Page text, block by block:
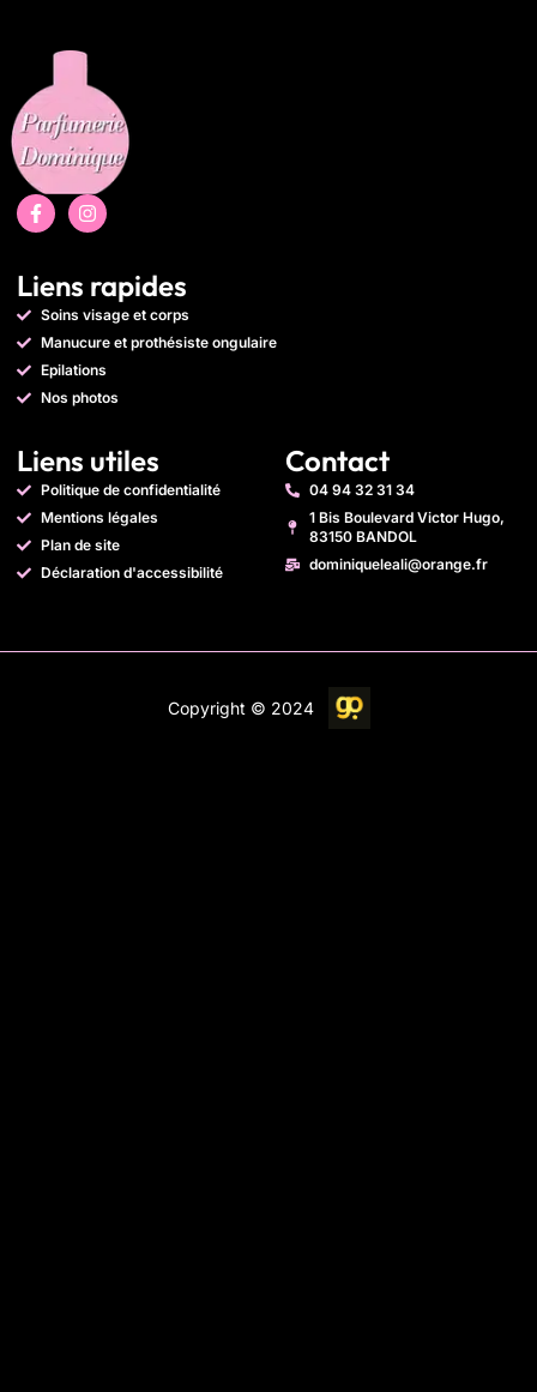
Liens rapides
Soins visage et corps
Manucure et prothésiste ongulaire
Epilations
Nos photos
Liens utiles
Politique de confidentialité
Mentions légales
Plan de site
Déclaration d'accessibilité
Contact
04 94 32 31 34
1 Bis Boulevard Victor Hugo,
83150 BANDOL
dominiqueleali@orange.fr
Copyright © 2024